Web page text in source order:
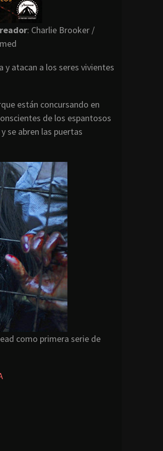
: Charlie Brooker /
atacan a los seres vivientes
están concursando en
de los espantosos
se abren las puertas
como primera serie de